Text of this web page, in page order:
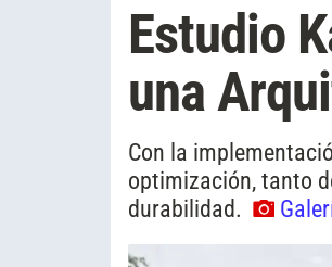
Estudio
una
Con la
optimización, tanto
durabilidad.